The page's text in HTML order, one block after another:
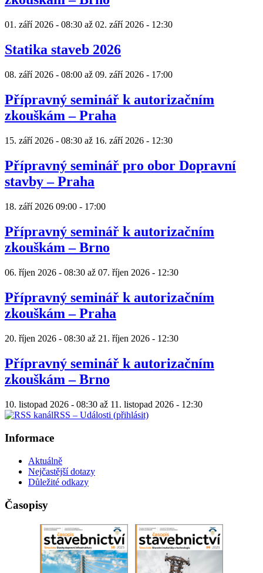
01. září 2026 - 08:30 až 02. září 2026 - 12:30
Statika staveb 2026
08. září 2026 - 08:00 až 09. září 2026 - 17:00
Přípravný seminář k autorizačním
zkouškám – Praha
15. září 2026 - 08:30 až 16. září 2026 - 12:30
Přípravný seminář pro obor Dopravní
stavby – Praha
18. září 2026 09:00 - 17:00
Přípravný seminář k autorizačním
zkouškám – Brno
06. říjen 2026 - 08:30 až 07. říjen 2026 - 12:30
Přípravný seminář k autorizačním
zkouškám – Praha
20. říjen 2026 - 08:30 až 21. říjen 2026 - 12:30
Přípravný seminář k autorizačním
zkouškám – Brno
10. listopad 2026 - 08:30 až 11. listopad 2026 - 12:30
RSS – Události (přihlásit)
Informace
Aktuálně
Nejčastější dotazy
Důležité odkazy
Časopisy